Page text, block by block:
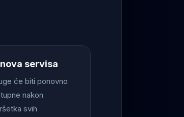
servisa
će biti ponovno
nakon
svih